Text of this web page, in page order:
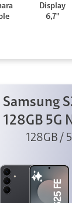
Display
6,7"
Samsung
128GB 5G
128GB /